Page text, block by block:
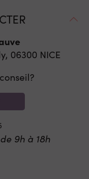
06300 NICE
9h à 18h